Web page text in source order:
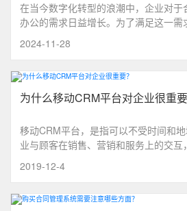
在当今数字化转型的浪潮中，企业对于
办公的需求日益增长。为了满足这一
2024-11-28
为什么移动CRM平台对企业很重要
移动CRM平台，是指可以不受时间和
业与顾客在销售、营销和服务上的交
2019-12-4